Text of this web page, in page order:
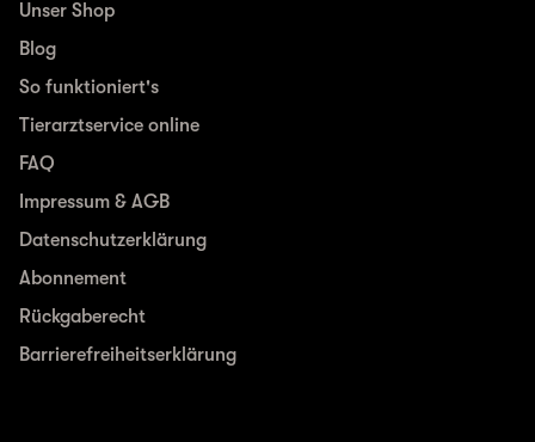
Unser Shop
Blog
So funktioniert's
Tierarztservice online
FAQ
Impressum & AGB
Datenschutzerklärung
Abonnement
Rückgaberecht
Barrierefreiheitserklärung